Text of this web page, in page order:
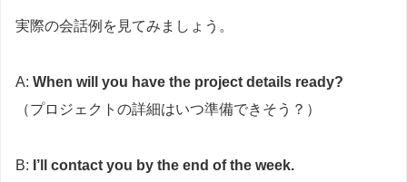
実際の会話例を見てみましょう。
A: When will you have the project details ready?
（プロジェクトの詳細はいつ準備できそう？）
B: I’ll contact you by the end of the week.